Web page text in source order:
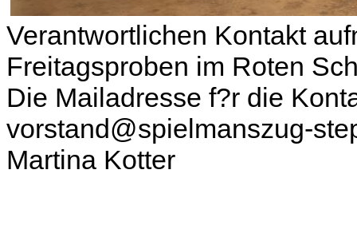
Verantwortlichen Kontakt
Freitagsproben im Roten
Die Mailadresse f?r die
vorstand@spielmanszug-
Martina Kotter